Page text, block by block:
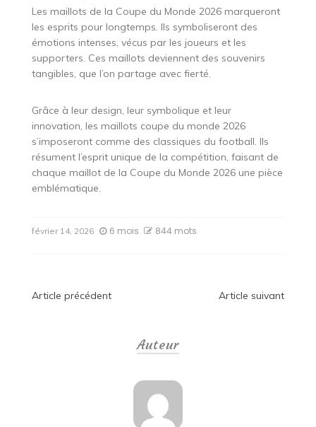
Les maillots de la Coupe du Monde 2026 marqueront
les esprits pour longtemps. Ils symboliseront des
émotions intenses, vécus par les joueurs et les
supporters. Ces maillots deviennent des souvenirs
tangibles, que l’on partage avec fierté.
Grâce à leur design, leur symbolique et leur
innovation, les maillots coupe du monde 2026
s’imposeront comme des classiques du football. Ils
résument l’esprit unique de la compétition, faisant de
chaque maillot de la Coupe du Monde 2026 une pièce
emblématique.
février 14, 2026 6 mois 844 mots
Navigation
Article précédent Article suivant
Auteur